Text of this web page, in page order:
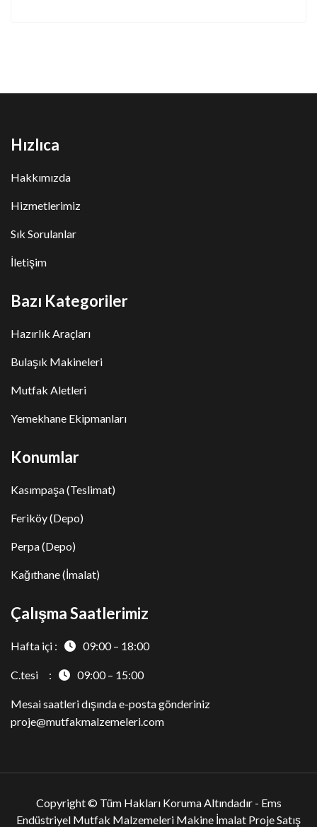
Hızlıca
Hakkımızda
Hizmetlerimiz
Sık Sorulanlar
İletişim
Bazı Kategoriler
Hazırlık Araçları
Bulaşık Makineleri
Mutfak Aletleri
Yemekhane Ekipmanları
Konumlar
Kasımpaşa (Teslimat)
Feriköy (Depo)
Perpa (Depo)
Kağıthane (İmalat)
Çalışma Saatlerimiz
Hafta içi : 09:00 – 18:00
C.tesi : 09:00 – 15:00
Mesai saatleri dışında e-posta gönderiniz
proje@mutfakmalzemeleri.com
Copyright © Tüm Hakları Koruma Altındadır - Ems
Endüstriyel Mutfak Malzemeleri Makine İmalat Proje Satış